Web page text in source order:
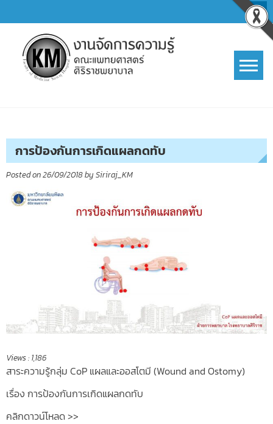
to
content
การป้องกันการเกิดแผลกดทับ
Posted on26/09/2018by Siriraj_KM
Views : 1,186
สาระความรู้กลุ่ม CoP แผลและออสโตมี (Wound and Ostomy)
เรื่อง การป้องกันการเกิดแผลกดทับ
คลิกดาวน์โหลด >>